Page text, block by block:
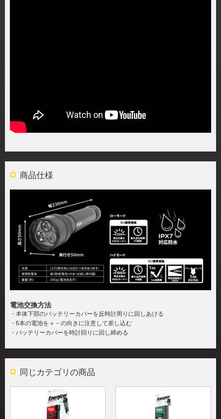
商品仕様
電池交換方法
・本体下部のバッテリーカバーを反時計周りに回しあける
・6本の電池を＋－の向きに注意して差し込む
・バッテリーカバーを時計回りに回し締める
同じカテゴリの商品